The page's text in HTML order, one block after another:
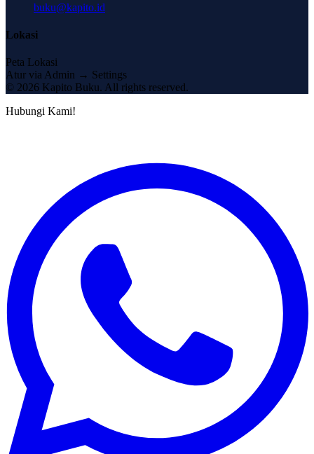
buku@kapito.id
Lokasi
Peta Lokasi
Atur via Admin → Settings
© 2026 Kapito Buku. All rights reserved.
Hubungi Kami!